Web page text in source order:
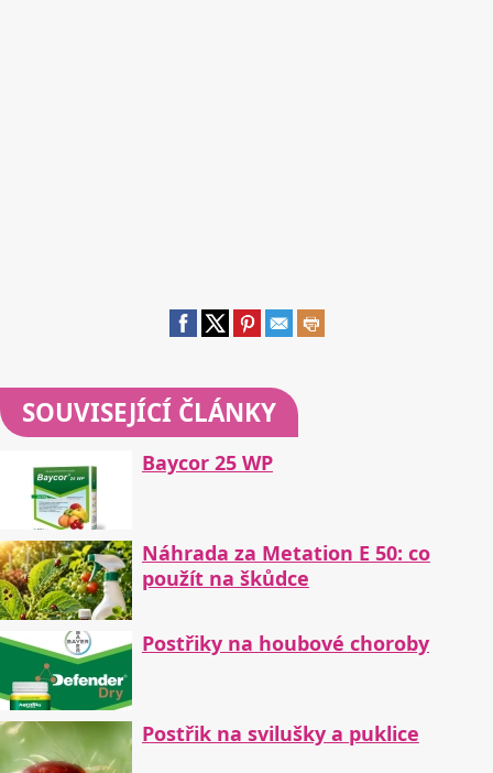
SOUVISEJÍCÍ ČLÁNKY
Baycor 25 WP
Náhrada za Metation E 50: co
použít na škůdce
Postřiky na houbové choroby
Postřik na svilušky a puklice